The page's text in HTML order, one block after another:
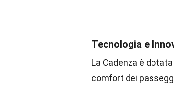
Tecnologia e
La Cadenza è
comfort dei